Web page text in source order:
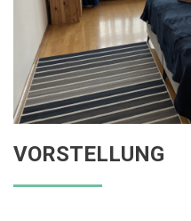
VORSTELLUNG